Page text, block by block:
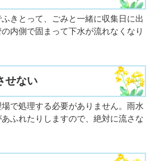
きとって、ごみと一緒に収集日に出
内側で固まって下水が流れなくなり
せない
で処理する必要がありません。雨水
ふれたりしますので、絶対に流さな